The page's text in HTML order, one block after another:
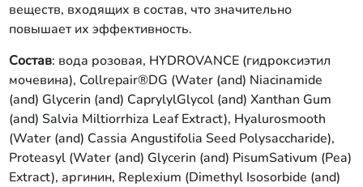
веществ, входящих в состав, что значительно
повышает их эффективность.
Состав: вода розовая, HYDROVANCE (гидроксиэтил
мочевина), Collrepair®DG (Water (and) Niacinamide
(and) Glycerin (and) CaprylylGlycol (and) Xanthan Gum
(and) Salvia Miltiorrhizа Leaf Extract), Hyalurosmooth
(Water (and) Cassia Angustifolia Seed Polysaccharide),
Proteasyl (Water (and) Glycerin (and) PisumSativum (Pea)
Extract), аргинин, Replexium (Dimethyl Isosorbide (and)